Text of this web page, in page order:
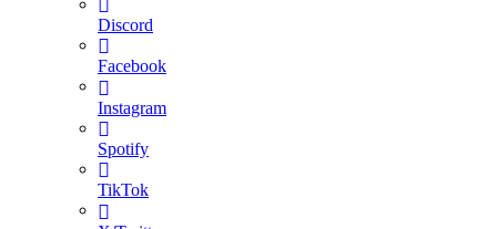
Discord
Facebook
Instagram
Spotify
TikTok